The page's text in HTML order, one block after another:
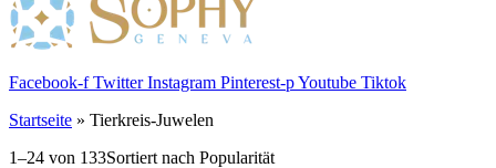
Facebook-f Twitter Instagram Pinterest-pYoutube Tiktok
Startseite » Tierkreis-Juwelen
1–24 von 133Sortiert nach Popularität